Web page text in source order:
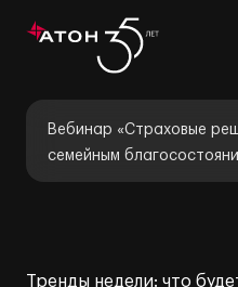
Вебинар «Страховые
семейным
Тренды недели: что